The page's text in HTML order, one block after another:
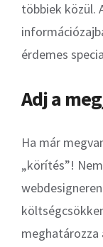
többiek közül.
érdemes
Adj a
Ha már
„körítés”!
meghatározza